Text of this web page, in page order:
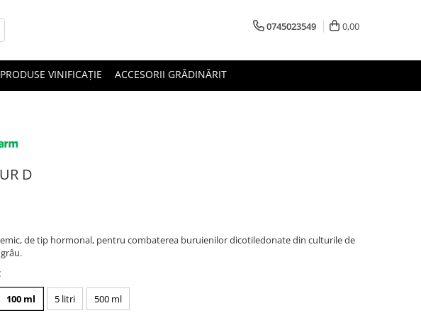
0745023549 0,00
PRODUSE VINIFICAȚIE ACCESORII GRĂDINĂRIT
D
de tip hormonal, pentru combaterea buruienilor dicotiledonate din culturile de
:
100 ml 5 litri 500 ml